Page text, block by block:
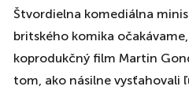
Štvordielna komediálna
britského komika
koprodukčný film Martin
tom, ako násilne vysťahovali